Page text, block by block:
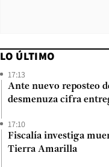
LO ÚLTIMO
17:13
Ante nuevo reposteo
desmenuza cifra
17:10
Fiscalía investiga
Tierra Amarilla